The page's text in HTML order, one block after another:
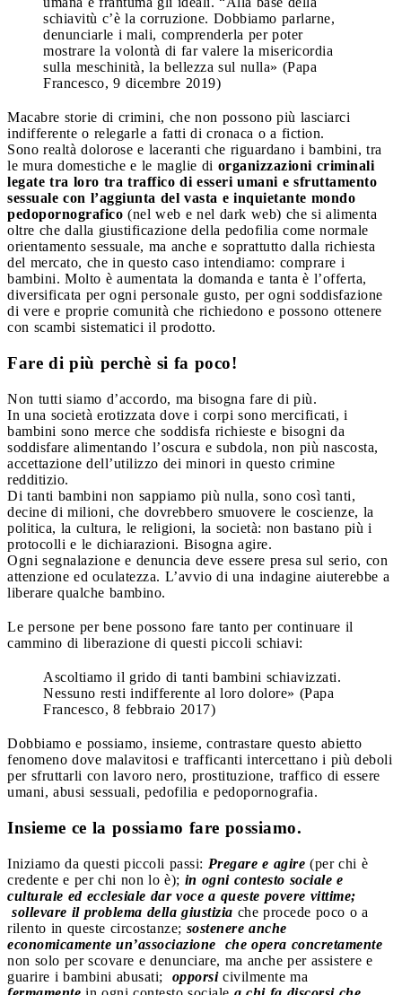
schiavitù c’è la corruzione. Dobbiamo parlarne,
denunciarle i mali, comprenderla per poter
mostrare la volontà di far valere la misericordia
sulla meschinità, la bellezza sul nulla» (Papa
Francesco, 9 dicembre 2019)
Macabre storie di crimini, che non possono più lasciarci
indifferente o relegarle a fatti di cronaca o a fiction.
Sono realtà dolorose e laceranti che riguardano i bambini, tra
le mura domestiche e le maglie di organizzazioni criminali
legate tra loro tra traffico di esseri umani e sfruttamento
sessuale con l’aggiunta del vasta e inquietante mondo
pedopornografico (nel web e nel dark web) che si alimenta
oltre che dalla giustificazione della pedofilia come normale
orientamento sessuale, ma anche e soprattutto dalla richiesta
del mercato, che in questo caso intendiamo: comprare i
bambini. Molto è aumentata la domanda e tanta è l’offerta,
diversificata per ogni personale gusto, per ogni soddisfazione
di vere e proprie comunità che richiedono e possono ottenere
con scambi sistematici il prodotto.
Fare di più perchè si fa poco!
Non tutti siamo d’accordo, ma bisogna fare di più.
In una società erotizzata dove i corpi sono mercificati, i
bambini sono merce che soddisfa richieste e bisogni da
soddisfare alimentando l’oscura e subdola, non più nascosta,
accettazione dell’utilizzo dei minori in questo crimine
redditizio.
Di tanti bambini non sappiamo più nulla, sono così tanti,
decine di milioni, che dovrebbero smuovere le coscienze, la
politica, la cultura, le religioni, la società: non bastano più i
protocolli e le dichiarazioni. Bisogna agire.
Ogni segnalazione e denuncia deve essere presa sul serio, con
attenzione ed oculatezza. L’avvio di una indagine aiuterebbe a
liberare qualche bambino.
Le persone per bene possono fare tanto per continuare il
cammino di liberazione di questi piccoli schiavi:
Ascoltiamo il grido di tanti bambini schiavizzati.
Nessuno resti indifferente al loro dolore» (Papa
Francesco, 8 febbraio 2017)
Dobbiamo e possiamo, insieme, contrastare questo abietto
fenomeno dove malavitosi e trafficanti intercettano i più deboli
per sfruttarli con lavoro nero, prostituzione, traffico di essere
umani, abusi sessuali, pedofilia e pedopornografia.
Insieme ce la possiamo fare possiamo.
Iniziamo da questi piccoli passi: Pregare e agire (per chi è
credente e per chi non lo è); in ogni contesto sociale e
culturale ed ecclesiale dar voce a queste povere vittime;
sollevare il problema della giustizia che procede poco o a
rilento in queste circostanze; sostenere anche
economicamente un’associazione che opera concretamente
non solo per scovare e denunciare, ma anche per assistere e
guarire i bambini abusati; opporsi civilmente ma